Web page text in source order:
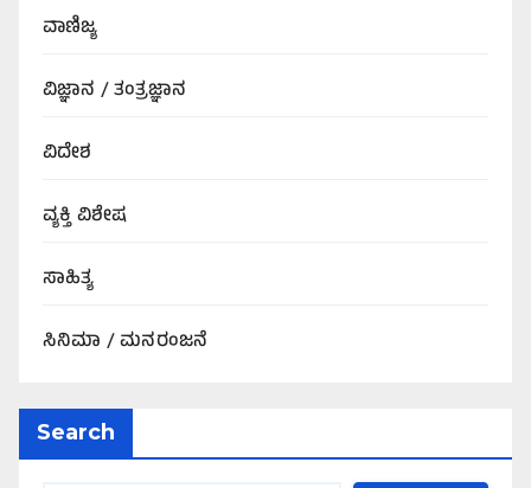
ವಾಣಿಜ್ಯ
ವಿಜ್ಞಾನ / ತಂತ್ರಜ್ಞಾನ
ವಿದೇಶ
ವ್ಯಕ್ತಿ ವಿಶೇಷ
ಸಾಹಿತ್ಯ
ಸಿನಿಮಾ / ಮನರಂಜನೆ
Search